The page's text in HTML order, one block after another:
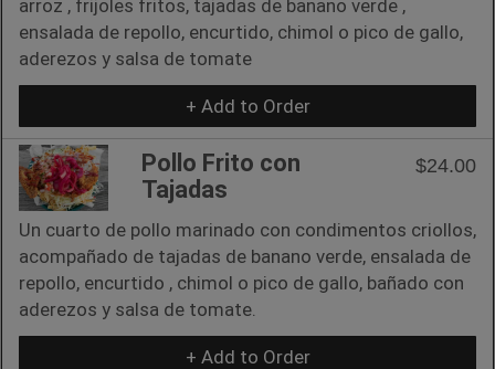
arroz , frijoles fritos, tajadas de banano verde ,
ensalada de repollo, encurtido, chimol o pico de gallo,
aderezos y salsa de tomate
+ Add to Order
Pollo Frito con
Tajadas
$24.00
Un cuarto de pollo marinado con condimentos criollos,
acompañado de tajadas de banano verde, ensalada de
repollo, encurtido , chimol o pico de gallo, bañado con
aderezos y salsa de tomate.
+ Add to Order